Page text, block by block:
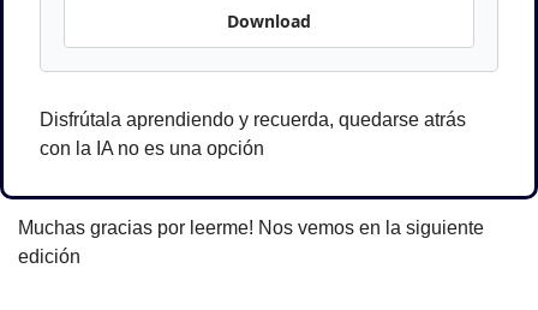
Download
Disfrútala aprendiendo y recuerda, quedarse atrás
con la IA no es una opción
Muchas gracias por leerme! Nos vemos en la siguiente
edición